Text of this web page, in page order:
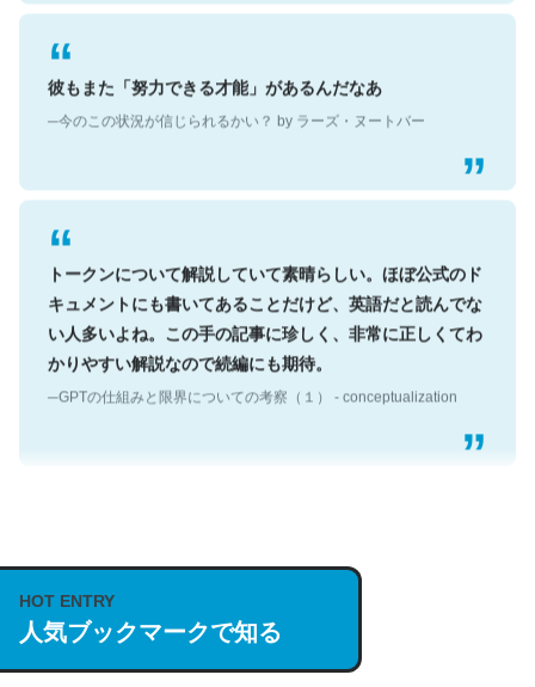
彼もまた「努力できる才能」があるんだなあ
トークンについて解説していて素晴らしい。ほぼ公式のド
キュメントにも書いてあることだけど、英語だと読んでな
い人多いよね。この手の記事に珍しく、非常に正しくてわ
かりやすい解説なので続編にも期待。
説してる記事が少ないので貴重な良記事。/続編来た
https://isobe324649.hatenablog.com/entry/2023/03/27
/064121
─GPTの仕組みと限界についての考察（１） - conceptualization
HOT ENTRY
人気ブックマークで知る